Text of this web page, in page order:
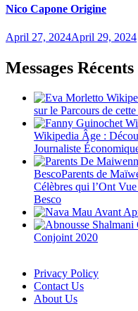
Nico Capone Origine
April 27, 2024April 29, 2024
Messages Récents
sur le Parcours de
Wikipedia Âge :
Journaliste
BescoParents de
Célèbres qui l’Ont
Besco
Conjoint 2020
Privacy Policy
Contact Us
About Us